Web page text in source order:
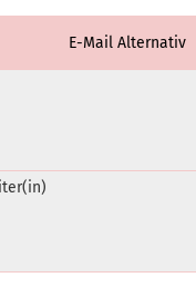
E-Mail Alternativ